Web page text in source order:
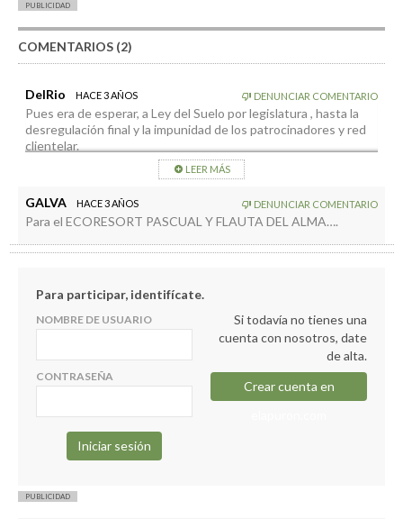
PUBLICIDAD
COMENTARIOS (2)
DelRio HACE 3 AÑOS DENUNCIAR COMENTARIO
Pues era de esperar, a Ley del Suelo por legislatura , hasta la
desregulación final y la impunidad de los patrocinadores y red
clientelar.
No es cuestión de hacerlo de una vez que se notaría y pudiera
Es su razón de existir,…
LEER MÁS
GALVA HACE 3 AÑOS DENUNCIAR COMENTARIO
Para el ECORESORT PASCUAL Y FLAUTA DEL ALMA….
Para participar, identifícate.
NOMBRE DE USUARIO
CONTRASEÑA
Si todavía no tienes una
cuenta con nosotros, date
de alta.
Crear cuenta en
PUBLICIDAD